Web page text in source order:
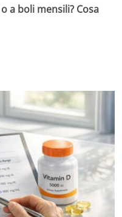
a boli mensili? Cosa